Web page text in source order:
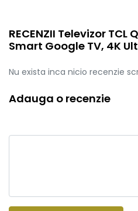
RECENZII Televizor TCL
Smart Google TV, 4K
Nu exista inca nicio recenzie
Adauga o recenzie